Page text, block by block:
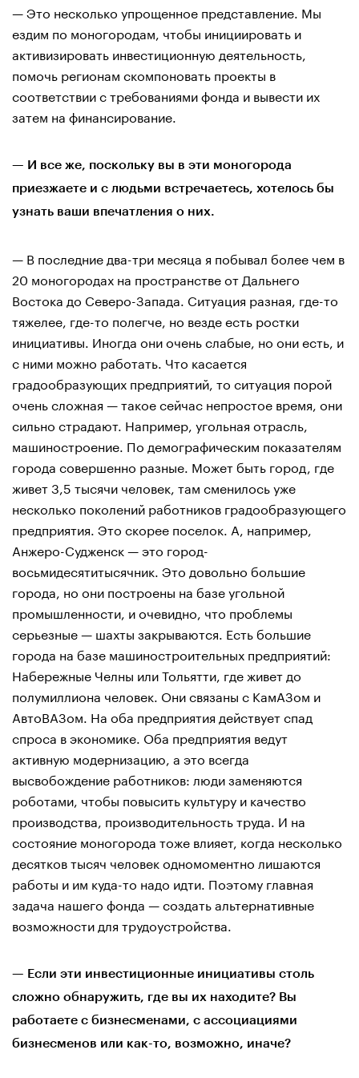
— Это несколько упрощенное представление. Мы
ездим по моногородам, чтобы инициировать и
активизировать инвестиционную деятельность,
помочь регионам скомпоновать проекты в
соответствии с требованиями фонда и вывести их
затем на финансирование.
— И все же, поскольку вы в эти моногорода
приезжаете и с людьми встречаетесь, хотелось бы
узнать ваши впечатления о них.
— В последние два-три месяца я побывал более чем в
20 моногородах на пространстве от Дальнего
Востока до Северо-Запада. Ситуация разная, где-то
тяжелее, где-то полегче, но везде есть ростки
инициативы. Иногда они очень слабые, но они есть, и
с ними можно работать. Что касается
градообразующих предприятий, то ситуация порой
очень сложная — такое сейчас непростое время, они
сильно страдают. Например, угольная отрасль,
машиностроение. По демографическим показателям
города совершенно разные. Может быть город, где
живет 3,5 тысячи человек, там сменилось уже
несколько поколений работников градообразующего
предприятия. Это скорее поселок. А, например,
Анжеро-Судженск — это город-
восьмидесятитысячник. Это довольно большие
города, но они построены на базе угольной
промышленности, и очевидно, что проблемы
серьезные — шахты закрываются. Есть большие
города на базе машиностроительных предприятий:
Набережные Челны или Тольятти, где живет до
полумиллиона человек. Они связаны с КамАЗом и
АвтоВАЗом. На оба предприятия действует спад
спроса в экономике. Оба предприятия ведут
активную модернизацию, а это всегда
высвобождение работников: люди заменяются
роботами, чтобы повысить культуру и качество
производства, производительность труда. И на
состояние моногорода тоже влияет, когда несколько
десятков тысяч человек одномоментно лишаются
работы и им куда-то надо идти. Поэтому главная
задача нашего фонда — создать альтернативные
возможности для трудоустройства.
— Если эти инвестиционные инициативы столь
сложно обнаружить, где вы их находите? Вы
работаете с бизнесменами, с ассоциациями
бизнесменов или как-то, возможно, иначе?